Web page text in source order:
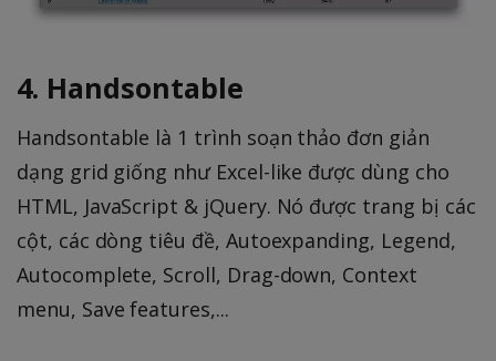
4. Handsontable
Handsontable là 1 trình soạn thảo đơn giản
dạng grid giống như Excel-like được dùng cho
HTML, JavaScript & jQuery. Nó được trang bị các
cột, các dòng tiêu đề, Autoexpanding, Legend,
Autocomplete, Scroll, Drag-down, Context
menu, Save features,...